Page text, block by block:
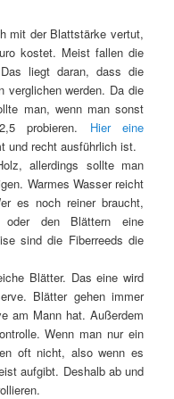
mit der Blattstärke vertut,
kostet. Meist fallen die
liegt daran, dass die
verglichen werden. Da die
man, wenn man sonst
probieren. Hier eine
und recht ausführlich ist.
allerdings sollte man
Warmes Wasser reicht
es noch reiner braucht,
oder den Blättern eine
sind die Fiberreeds die
Blätter. Das eine wird
Blätter gehen immer
am Mann hat. Außerdem
Wenn man nur ein
oft nicht, also wenn es
aufgibt. Deshalb ab und